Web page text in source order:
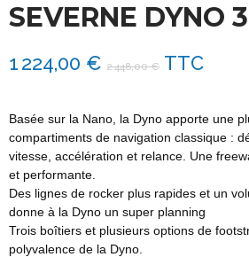
SEVERNE DYNO 3
1 224,00 € 2 448,00 € TTC
Basée sur la Nano, la Dyno apporte une
compartiments de navigation classique :
vitesse, accélération et relance. Une
et performante.
Des lignes de rocker plus rapides et un
donne à la Dyno un super planning
Trois boîtiers et plusieurs options de
polyvalence de la Dyno.